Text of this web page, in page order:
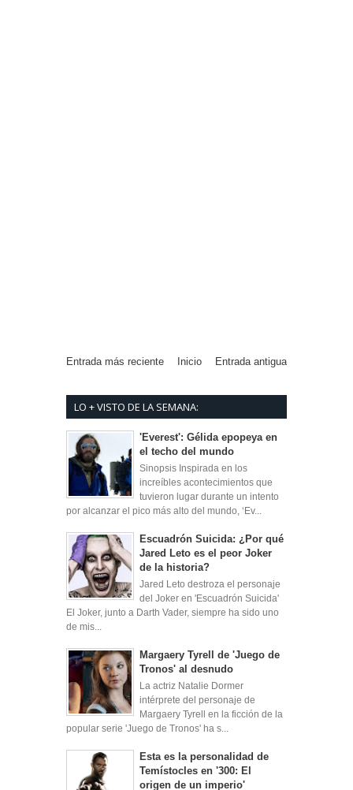
Entrada más reciente Entrada antigua
Inicio
LO + VISTO DE LA SEMANA:
'Everest': Gélida epopeya en
el techo del mundo
Sinopsis Inspirada en los
increíbles acontecimientos que
tuvieron lugar durante un intento
por alcanzar el pico más alto del mundo, ‘Ev...
Escuadrón Suicida: ¿Por qué
Jared Leto es el peor Joker
de la historia?
Jared Leto destroza el personaje
del Joker en 'Escuadrón Suicida'
El Joker, junto a Darth Vader, siempre ha sido uno
de mis...
Margaery Tyrell de 'Juego de
Tronos' al desnudo
La actriz Natalie Dormer
intérprete del personaje de
Margaery Tyrell en la ficción de la
popular serie 'Juego de Tronos' ha s...
Esta es la personalidad de
Temístocles en '300: El
origen de un imperio'